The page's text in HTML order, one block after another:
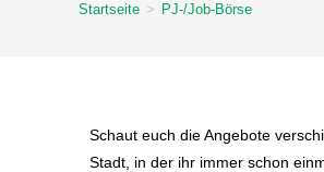
Startseite > PJ-/Job-Börse
Schaut euch die Angebote
Stadt, in der ihr immer schon